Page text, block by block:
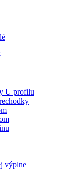
U profilu
výplne